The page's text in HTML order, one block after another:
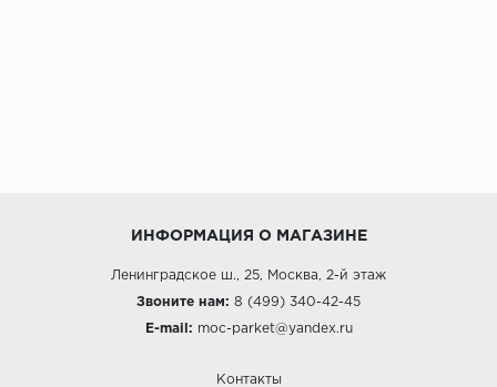
ИНФОРМАЦИЯ О МАГАЗИНЕ
Ленинградское ш., 25, Москва, 2-й этаж
Звоните нам: 8 (499) 340-42-45
E-mail: moc-parket@yandex.ru
Контакты